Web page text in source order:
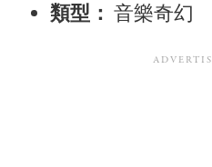
類型： 音樂奇幻